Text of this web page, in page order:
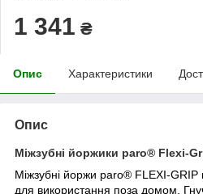
1 341 ₴
Опис Характеристики
Опис
Міжзубні йоржики paro® Flexi-
Міжзубні йоржи paro® FLEXI-GRIP
для використання поза домом.